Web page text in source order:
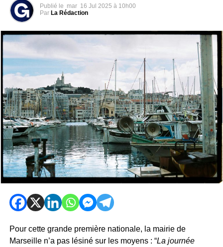
Publié le mar 16 Jul 2025 à 10h00
Par La Rédaction
Pour cette grande première nationale, la mairie de
Marseille n’a pas lésiné sur les moyens : “La journée